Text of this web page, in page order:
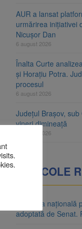
AUR a lansat
urmărirea inițiativei
Nicușor Dan
6 august 2026
Înalta Curte
și Horațiu Potra.
procesul
6 august 2026
Județul Brașov,
vineri dimineață
6 august 2026
ARTICOLE
Strategia
adoptată de Senat.